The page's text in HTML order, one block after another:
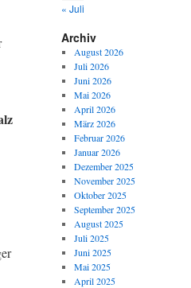
« Juli
Archiv
August 2026
Juli 2026
Juni 2026
Mai 2026
April 2026
März 2026
Februar 2026
Januar 2026
Dezember 2025
November 2025
Oktober 2025
September 2025
August 2025
Juli 2025
Juni 2025
Mai 2025
April 2025